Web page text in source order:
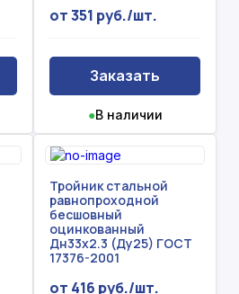
от 351 руб./шт.
Заказать
●В наличии
Тройник стальной
равнопроходной
бесшовный
оцинкованный
Дн33х2.3 (Ду25) ГОСТ
17376-2001
от 416 руб./шт.